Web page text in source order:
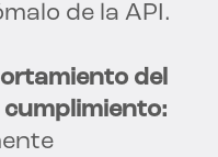
de la API.
del
cumplimiento: